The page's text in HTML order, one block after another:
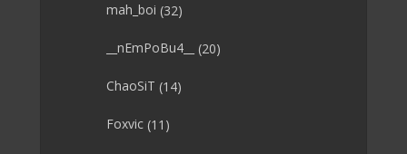
mah_boi (32)
__nEmPoBu4__ (20)
ChaoSiT (14)
Foxvic (11)